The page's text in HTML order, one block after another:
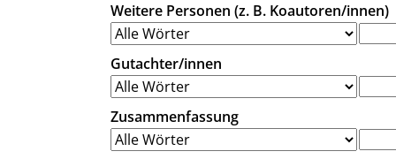
Weitere Personen (z. B. Koautoren/innen)
Gutachter/innen
Zusammenfassung